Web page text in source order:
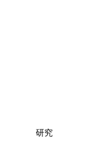
音樂 研究